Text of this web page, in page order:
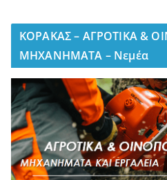
ΚΟΡΑΚΑΣ – ΑΓΡΟΤΙΚΑ &
ΜΗΧΑΝΗΜΑΤΑ – Νεμέα